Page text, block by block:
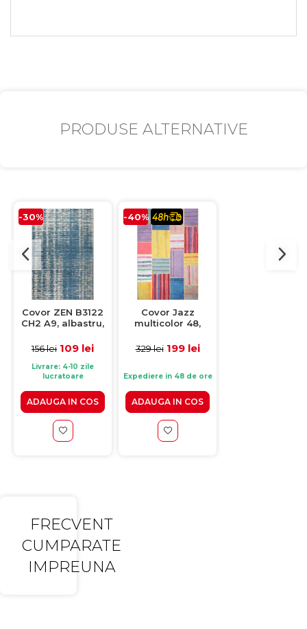
PRODUSE ALTERNATIVE
-30%
Covor ZEN B3122
CH2 A9, albastru,
156 lei 109 lei
Livrare: 4-10 zile
lucratoare
ADAUGA IN COS
-40%
Covor Jazz
multicolor 48,
329 lei 199 lei
Expediere in 48 de ore
ADAUGA IN COS
FRECVENT
CUMPARATE
IMPREUNA